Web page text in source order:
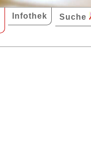
Infothek Suche